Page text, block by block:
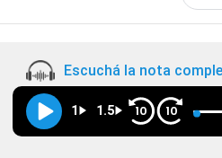
Escuchá la nota
1 1.5 10 10